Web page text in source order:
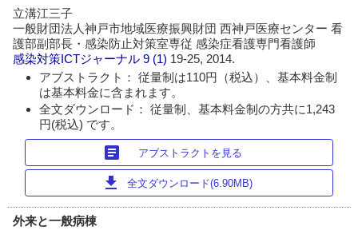
立溝江三子
一般財団法人神戸市地域医療振興財団 西神戸医療センター 看
護部副部長・感染防止対策室専従 感染症看護専門看護師
感染対策ICTジャーナル 9 (1) 19-25, 2014.
アブストラクト： 従量制は110円（税込）、基本料金制
は基本料金に含まれます。
全文ダウンロード： 従量制、基本料金制の方共に1,243
円(税込) です。
article アブストラクトを見る
download 全文ダウンロード(6.90MB)
外来と一般病棟